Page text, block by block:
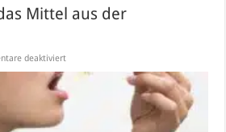
Mittel aus der
deaktiviertfür
So
hilft